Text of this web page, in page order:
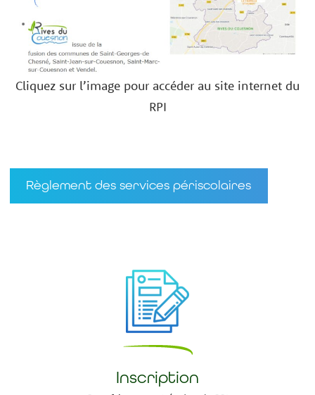
Cliquez sur l’image pour accéder au site internet du
RPI
Règlement des services périscolaires
Inscription